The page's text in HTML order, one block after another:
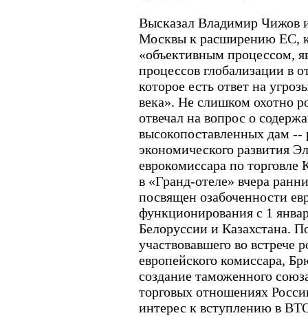
Высказал Владимир Чижов
Москвы к расширению ЕС,
«объективным процессом,
процессов глобализации в
которое есть ответ на
века». Не слишком охотно
отвечал на вопрос о
высокопоставленных дам --
экономического развития
еврокомиссара по
в «Гранд-отеле» вчера
посвящен озабоченности
функционирования с 1
Белоруссии и Казахстана.
участвовавшего во встрече
европейского комиссара,
создание таможенного
торговых отношениях
интерес к вступлению в